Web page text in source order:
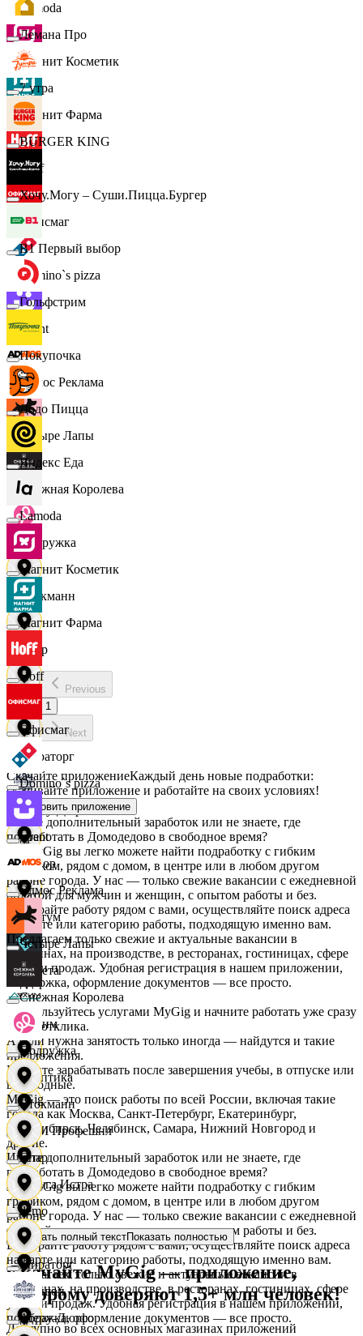
Lamoda
Магнит Косметик
Магнит Фарма
Hoff
Офисмаг
Domino`s pizza
Urent
Эдмос Реклама
Четыре Лапы
Снежная Королева
Подружка
Стокманн
Cпар
demo
Мираторг
Абрау-Дюрсо
Авиор
Альтум
Аркета
Архим
Асептика
АСМ Профешнл
Белуга Истра
Вайнер
Ваншоп
Лемана Про
7 утра
BURGER KING
Хочу.Могу – Суши.Пицца.Бургер
B1 Первый выбор
Гольфстрим
Покупочка
Додо Пицца
Яндекс Еда
Lamoda
Магнит Косметик
Магнит Фарма
Hoff
Офисмаг
Domino`s pizza
Urent
Эдмос Реклама
Четыре Лапы
Снежная Королева
Подружка
Стокманн
Cпар
demo
Мираторг
Абрау-Дюрсо
Previous
1
Next
Скачайте приложениеКаждый день новые подработки:
скачивайте приложение и работайте на своих условиях!
Установить приложение
Ищете дополнительный заработок или не знаете, где
подработать в Домодедово в свободное время?
На MyGig вы легко можете найти подработку с гибким
графиком, рядом с домом, в центре или в любом другом
районе города. У нас — только свежие вакансии с ежедневной
оплатой для мужчин и женщин, с опытом работы и без.
Выбирайте работу рядом с вами, осуществляйте поиск адреса
на карте или категорию работы, подходящую именно вам.
Предлагаем только свежие и актуальные вакансии в
магазинах, на производстве, в ресторанах, гостиницах, сфере
услуг и продаж. Удобная регистрация в нашем приложении,
поддержка, оформление документов — все просто.
Воспользуйтесь услугами MyGig и начните работать уже сразу
после отклика.
А если нужна занятость только иногда — найдутся и такие
предложения.
Начните зарабатывать после завершения учебы, в отпуске или
в выходные.
MyGig — это поиск работы по всей России, включая такие
города как Москва, Санкт-Петербург, Екатеринбург,
Новосибирск, Челябинск, Самара, Нижний Новгород и
другие.
Ищете дополнительный заработок или не знаете, где
подработать в Домодедово в свободное время?
На MyGig вы легко можете найти подработку с гибким
графиком, рядом с домом, в центре или в любом другом
районе города. У нас — только свежие вакансии с ежедневной
оплатой для мужчин и женщин, с опытом работы и без.
Выбирайте работу рядом с вами, осуществляйте поиск адреса
на карте или категорию работы, подходящую именно вам.
Предлагаем только свежие и актуальные вакансии в
магазинах, на производстве, в ресторанах, гостиницах, сфере
услуг и продаж. Удобная регистрация в нашем приложении,
поддержка, оформление документов — все просто.
Показать полный текстПоказать полностью
Скачайте MyGig — приложение,
которому доверяют 1,5+ млн человек!
Доступно во всех основных магазинах приложений